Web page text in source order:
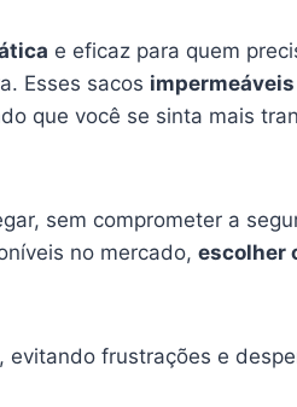
e eficaz para quem
Esses sacos impermeáveis
que você se sinta mais
sem comprometer a
no mercado, escolher
frustrações e